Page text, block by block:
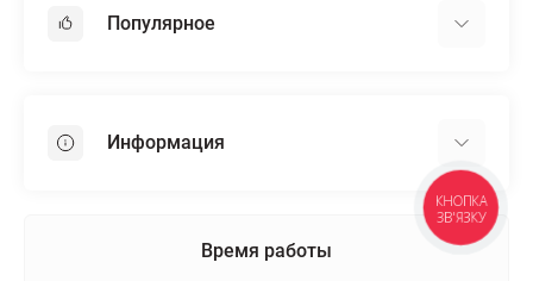
Популярное
Пенопласт
Информация
Время работы
КНОПКА
ЗВ'ЯЗКУ